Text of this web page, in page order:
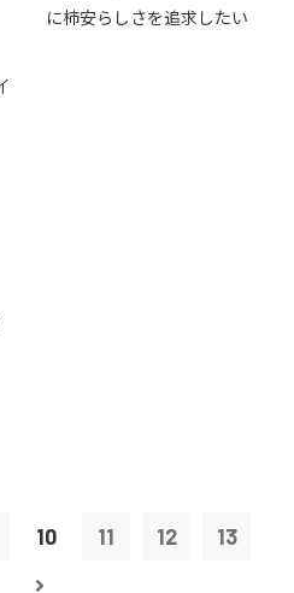
に柿安らしさを追求したい
10 11 12 13